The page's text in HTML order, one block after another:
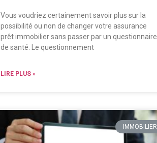
Vous voudriez certainement savoir plus sur la
possibilité ou non de changer votre assurance
prêt immobilier sans passer par un questionnaire
de santé. Le questionnement
LIRE PLUS »
IMMOBILIER